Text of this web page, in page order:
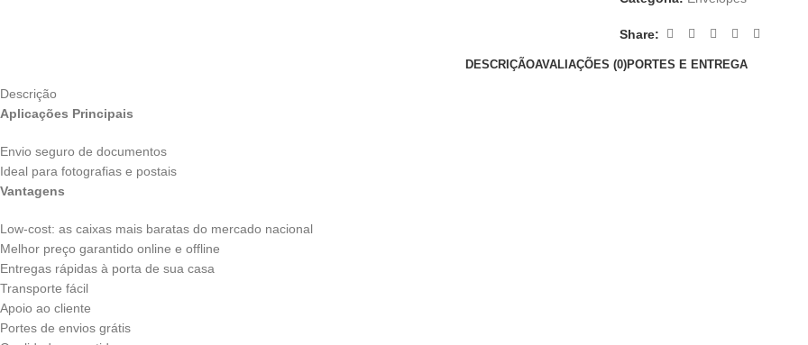
Share:
DESCRIÇÃOAVALIAÇÕES (0)PORTES E ENTREGA
Descrição
Aplicações Principais
Envio seguro de documentos
Ideal para fotografias e postais
Vantagens
Low-cost: as caixas mais baratas do mercado nacional
Melhor preço garantido online e offline
Entregas rápidas à porta de sua casa
Transporte fácil
Apoio ao cliente
Portes de envios grátis